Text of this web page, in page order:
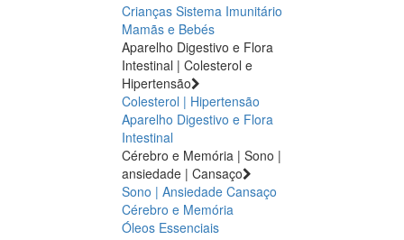
Crianças Sistema Imunitário
Mamãs e Bebés
Aparelho Digestivo e Flora
Intestinal | Colesterol e
Hipertensão
Colesterol | Hipertensão
Aparelho Digestivo e Flora
Intestinal
Cérebro e Memória | Sono |
ansiedade | Cansaço
Sono | Ansiedade Cansaço
Cérebro e Memória
Óleos Essenciais